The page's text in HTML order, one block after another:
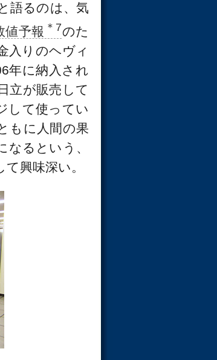
語るのは、気
値予報 ＊7のた
入りのヘヴィ
年に納入され
立が販売して
して使ってい
もに人間の果
るという、
興味深い。